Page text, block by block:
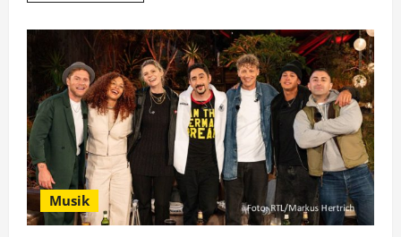
meinen
Song“:
Duett-
Abend
als
Finale
von
Staffel
11
Musik